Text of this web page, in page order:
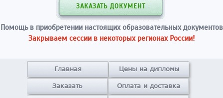
ЗАКАЗАТЬ ДОКУМЕНТ
Помощь в приобретении настоящих образовательных документов
Закрываем сессии в некоторых регионах России!
Главная Цены на дипломы
Заказать Оплата и доставка